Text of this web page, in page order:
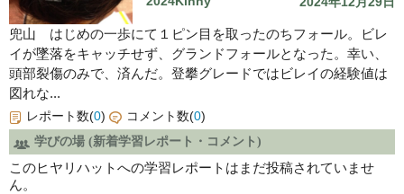
兜山 はじめの一歩にて１ピン目を取ったのちフォール。ビレ
イが墜落をキャッチせず、グランドフォールとなった。幸い、
頭部裂傷のみで、済んだ。登攀グレードではビレイの経験値は
図れな...
レポート数(0) コメント数(0)
学びの場 (新着学習レポート・コメント)
このヒヤリハットへの学習レポートはまだ投稿されていませ
ん。